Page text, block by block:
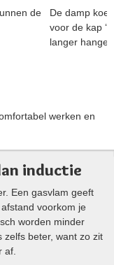
de
De damp
voor de kap
langer
werken en
inductie
Een gasvlam geeft
voorkom je
worden minder
zelfs beter, want zo zit
af.